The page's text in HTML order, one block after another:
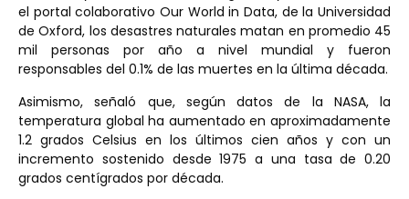
el portal colaborativo Our World in Data, de la Universidad
de Oxford, los desastres naturales matan en promedio 45
mil personas por año a nivel mundial y fueron
responsables del 0.1% de las muertes en la última década.
Asimismo, señaló que, según datos de la NASA, la
temperatura global ha aumentado en aproximadamente
1.2 grados Celsius en los últimos cien años y con un
incremento sostenido desde 1975 a una tasa de 0.20
grados centígrados por década.